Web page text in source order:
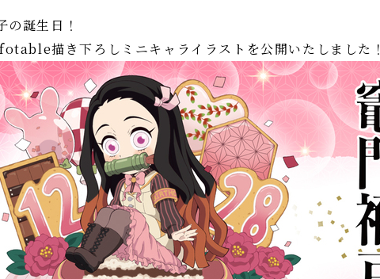
誕生日！
描き下ろしミニキャライラストを公開いたしました！